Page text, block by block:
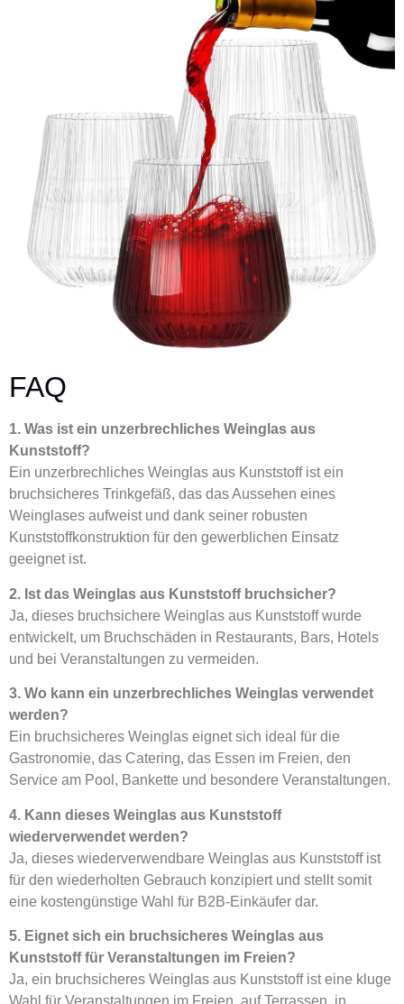
FAQ
1. Was ist ein unzerbrechliches Weinglas aus
Kunststoff?
Ein unzerbrechliches Weinglas aus Kunststoff ist ein
bruchsicheres Trinkgefäß, das das Aussehen eines
Weinglases aufweist und dank seiner robusten
Kunststoffkonstruktion für den gewerblichen Einsatz
geeignet ist.
2. Ist das Weinglas aus Kunststoff bruchsicher?
Ja, dieses bruchsichere Weinglas aus Kunststoff wurde
entwickelt, um Bruchschäden in Restaurants, Bars, Hotels
und bei Veranstaltungen zu vermeiden.
3. Wo kann ein unzerbrechliches Weinglas verwendet
werden?
Ein bruchsicheres Weinglas eignet sich ideal für die
Gastronomie, das Catering, das Essen im Freien, den
Service am Pool, Bankette und besondere Veranstaltungen.
4. Kann dieses Weinglas aus Kunststoff
wiederverwendet werden?
Ja, dieses wiederverwendbare Weinglas aus Kunststoff ist
für den wiederholten Gebrauch konzipiert und stellt somit
eine kostengünstige Wahl für B2B-Einkäufer dar.
5. Eignet sich ein bruchsicheres Weinglas aus
Kunststoff für Veranstaltungen im Freien?
Ja, ein bruchsicheres Weinglas aus Kunststoff ist eine kluge
Wahl für Veranstaltungen im Freien, auf Terrassen, in